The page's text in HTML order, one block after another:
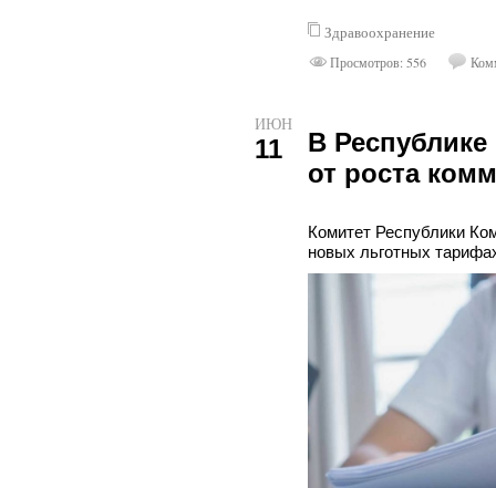
Здравоохранение
Просмотров: 556
ИЮН
11
В
от роста
Комитет Республики
новых льготных